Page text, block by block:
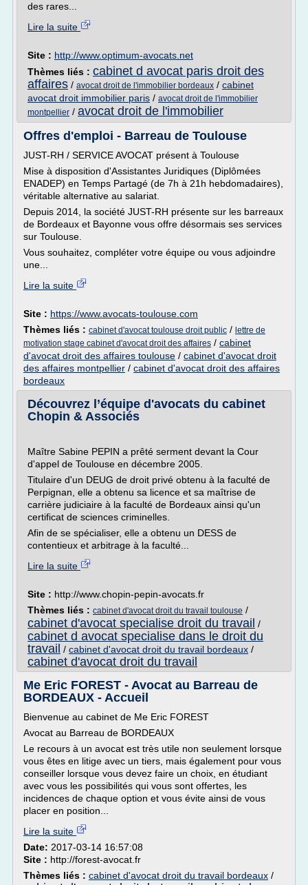
des rares...
Lire la suite
Site : http://www.optimum-avocats.net
Thèmes liés : cabinet d avocat paris droit des
affaires / avocat droit de l'immobilier bordeaux / cabinet
avocat droit immobilier paris / avocat droit de l'immobilier
montpellier / avocat droit de l'immobilier
Offres d'emploi - Barreau de Toulouse
JUST-RH / SERVICE AVOCAT présent à Toulouse
Mise à disposition d'Assistantes Juridiques (Diplômées
ENADEP) en Temps Partagé (de 7h à 21h hebdomadaires),
véritable alternative au salariat.
Depuis 2014, la société JUST-RH présente sur les barreaux
de Bordeaux et Bayonne vous offre désormais ses services
sur Toulouse.
Vous souhaitez, compléter votre équipe ou vous adjoindre
une...
Lire la suite
Site : https://www.avocats-toulouse.com
Thèmes liés : cabinet d'avocat toulouse droit public / lettre de
motivation stage cabinet d'avocat droit des affaires / cabinet
d'avocat droit des affaires toulouse / cabinet d'avocat droit
des affaires montpellier / cabinet d'avocat droit des affaires
bordeaux
Découvrez l’équipe d'avocats du cabinet
Chopin & Associés
Maître Sabine PEPIN a prêté serment devant la Cour
d'appel de Toulouse en décembre 2005.
Titulaire d'un DEUG de droit privé obtenu à la faculté de
Perpignan, elle a obtenu sa licence et sa maîtrise de
carrière judiciaire à la faculté de Bordeaux ainsi qu'un
certificat de sciences criminelles.
Afin de se spécialiser, elle a obtenu un DESS de
contentieux et arbitrage à la faculté...
Lire la suite
Site : http://www.chopin-pepin-avocats.fr
Thèmes liés : cabinet d'avocat droit du travail toulouse /
cabinet d'avocat specialise droit du travail /
cabinet d avocat specialise dans le droit du
travail / cabinet d'avocat droit du travail bordeaux /
cabinet d'avocat droit du travail
Me Eric FOREST - Avocat au Barreau de
BORDEAUX - Accueil
Bienvenue au cabinet de Me Eric FOREST
Avocat au Barreau de BORDEAUX
Le recours à un avocat est très utile non seulement lorsque
vous êtes en litige avec un tiers, mais également pour vous
conseiller lorsque vous devez faire un choix, en étudiant
avec vous les possibilités qui vous sont offertes, les
incidences de chaque option et vous évite ainsi de vous
placer en position...
Lire la suite
Date: 2017-03-14 16:57:08
Site : http://forest-avocat.fr
Thèmes liés : cabinet d'avocat droit du travail bordeaux /